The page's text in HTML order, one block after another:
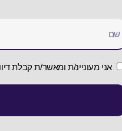
אני מעוניינ/ת ומאשר/ת קבלת